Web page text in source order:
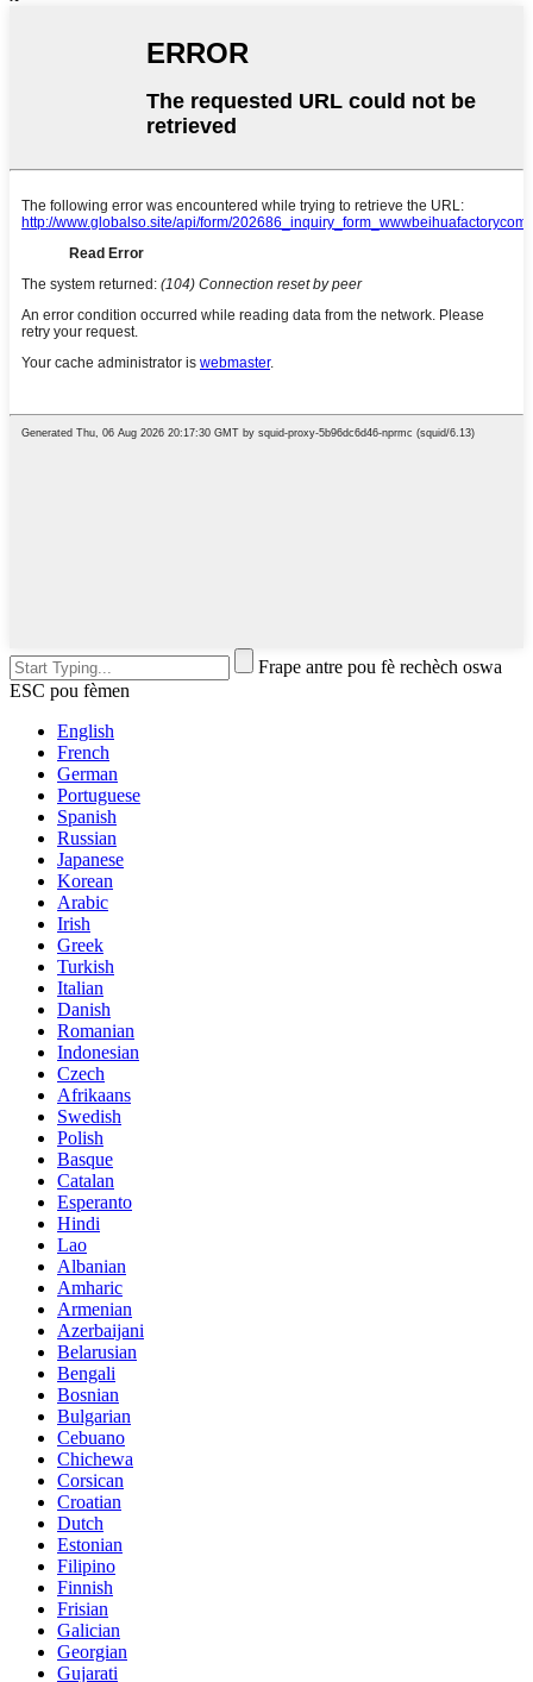
Frape antre pou fè rechèch oswa
ESC pou fèmen
English
French
German
Portuguese
Spanish
Russian
Japanese
Korean
Arabic
Irish
Greek
Turkish
Italian
Danish
Romanian
Indonesian
Czech
Afrikaans
Swedish
Polish
Basque
Catalan
Esperanto
Hindi
Lao
Albanian
Amharic
Armenian
Azerbaijani
Belarusian
Bengali
Bosnian
Bulgarian
Cebuano
Chichewa
Corsican
Croatian
Dutch
Estonian
Filipino
Finnish
Frisian
Galician
Georgian
Gujarati